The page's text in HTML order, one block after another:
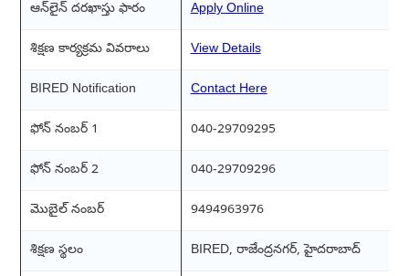
ఆన్‌లైన్ దరఖాస్తు ఫారం Apply Online
శిక్షణ కార్యక్రమ వివరాలు View Details
BIRED Notification Contact Here
ఫోన్ నంబర్ 1 040-29709295
ఫోన్ నంబర్ 2 040-29709296
మొబైల్ నంబర్ 9494963976
శిక్షణ స్థలం BIRED, రాజేంద్రనగర్, హైదరాబాద్